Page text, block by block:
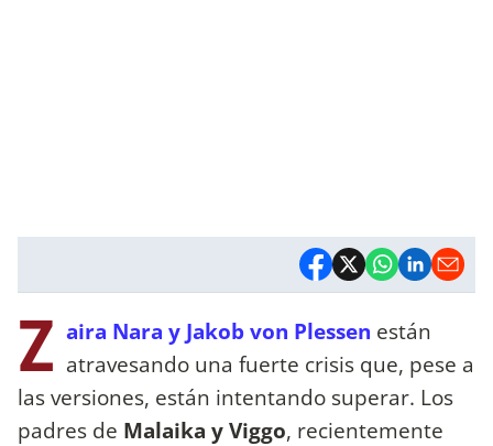
Z aira Nara y Jakob von Plessen están
atravesando una fuerte crisis que, pese a
las versiones, están intentando superar. Los
padres de Malaika y Viggo, recientemente